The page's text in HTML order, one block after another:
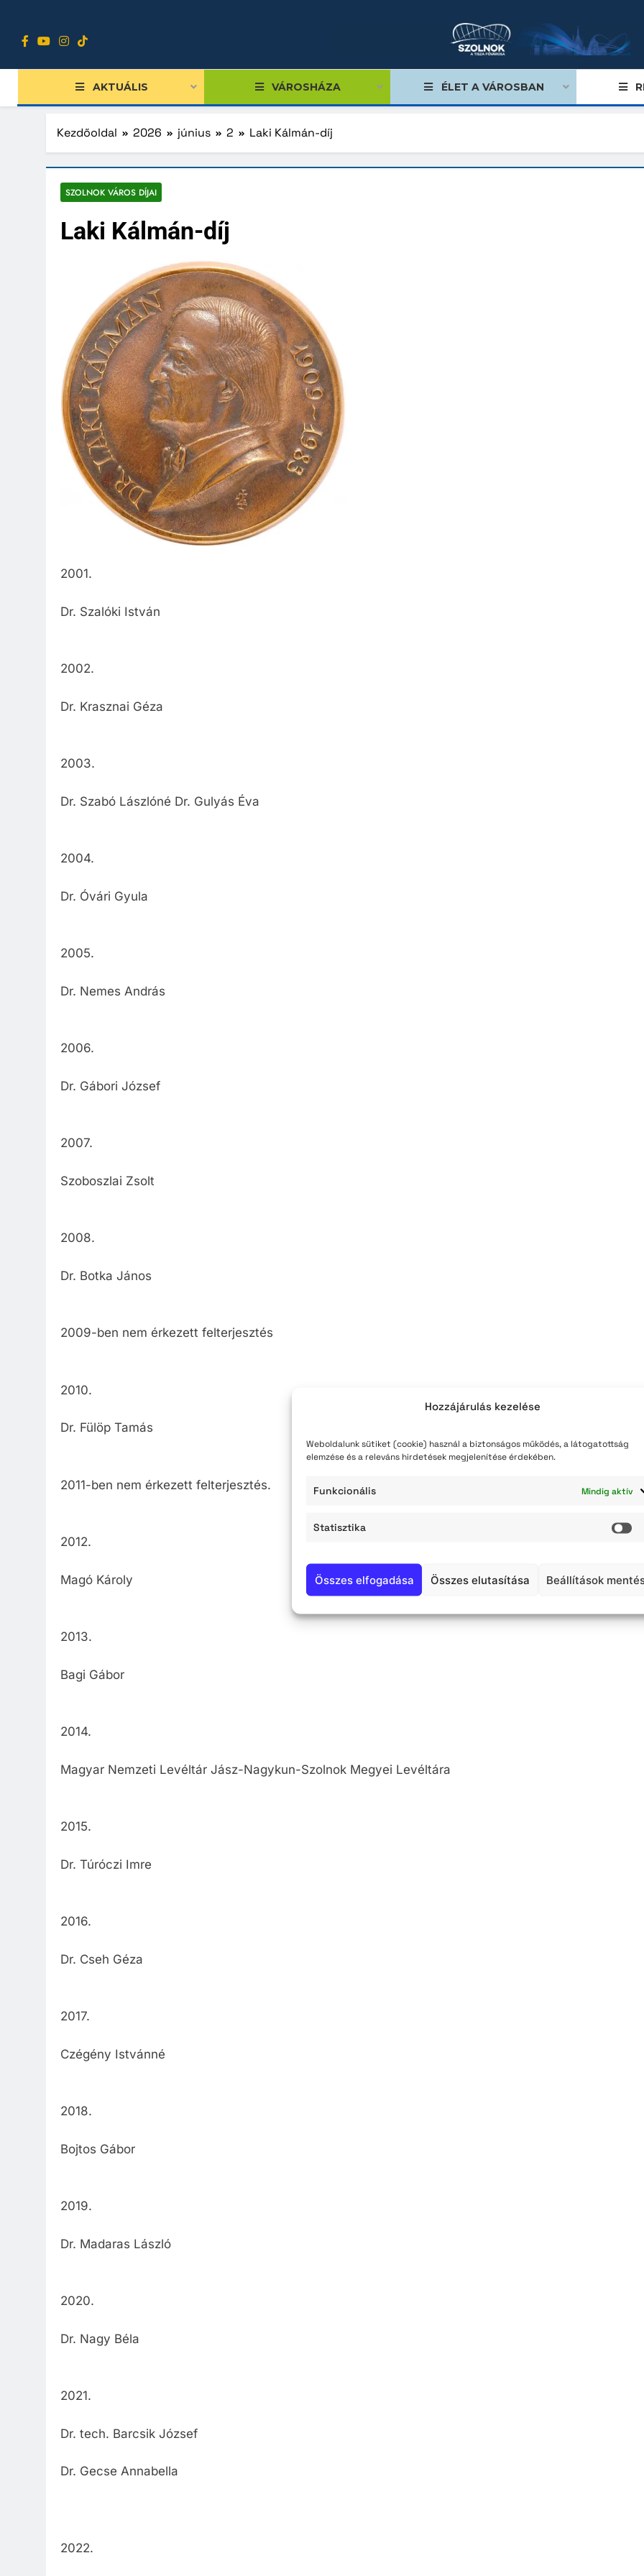
Hozzájárulás kezelése
Weboldalunk sütiket (cookie) használ a biztonságos működés, a látogatottság
elemzése és a releváns hirdetések megjelenítése érdekében.
Funkcionális Mindig aktív
Statisztika
Összes elfogadása Összes elutasítása Beállítások
tartalomra
AKTUÁLIS VÁROSHÁZA
Diákpolgármester
Programok, stratégiák, koncepciók
Közzétételi lista
Közbeszerzés
ÉLET A VÁROSBAN
Kezdőoldal 2026 június 2 Laki Kálmán-díj
SZOLNOK VÁROS DÍJAI
Laki Kálmán-díj
2001.
Dr. Szalóki István
2002.
Dr. Krasznai Géza
2003.
Dr. Szabó Lászlóné Dr. Gulyás Éva
2004.
Dr. Óvári Gyula
2005.
Dr. Nemes András
2006.
Dr. Gábori József
2007.
Szoboszlai Zsolt
2008.
Dr. Botka János
2009-ben nem érkezett felterjesztés
2010.
Dr. Fülöp Tamás
2011-ben nem érkezett felterjesztés.
2012.
Magó Károly
2013.
Bagi Gábor
2014.
Magyar Nemzeti Levéltár Jász-Nagykun-Szolnok Megyei Levéltára
2015.
Dr. Túróczi Imre
2016.
Dr. Cseh Géza
2017.
Czégény Istvánné
2018.
Bojtos Gábor
2019.
Dr. Madaras László
2020.
Dr. Nagy Béla
2021.
Dr. tech. Barcsik József
Dr. Gecse Annabella
2022.